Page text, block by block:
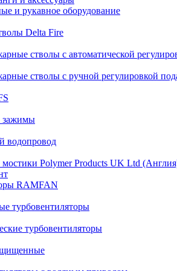
и рукавное оборудование
Delta Fire
стволы с автоматической
стволы с ручной регулировкой
зажимы
водопровод
Polymer Products UK Ltd
RAMFAN
турбовентиляторы
турбовентиляторы